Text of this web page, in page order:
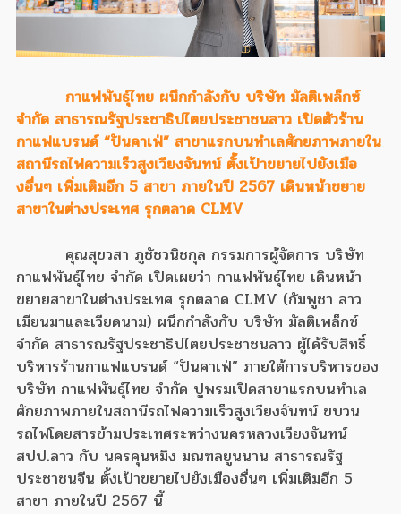
กาแฟพันธุ์ไทย ผนึกกำลังกับ บริษัท มัลติเพล็กซ์
จำกัด สาธารณรัฐประชาธิปไตยประชาชนลาว เปิดตัวร้าน
กาแฟแบรนด์ “ปันคาเฟ่” สาขาแรกบนทำเลศักยภาพภายใน
สถานีรถไฟความเร็วสูงเวียงจันทน์ ตั้งเป้าขยายไปยังเมือ
งอื่นๆ เพิ่มเติมอีก 5 สาขา ภายในปี 2567 เดินหน้าขยาย
สาขาในต่างประเทศ รุกตลาด CLMV
คุณสุขวสา ภูชัชวนิชกุล กรรมการผู้จัดการ บริษัท
กาแฟพันธุ์ไทย จำกัด เปิดเผยว่า กาแฟพันธุ์ไทย เดินหน้า
ขยายสาขาในต่างประเทศ รุกตลาด CLMV (กัมพูชา ลาว
เมียนมาและเวียดนาม) ผนึกกำลังกับ บริษัท มัลติเพล็กซ์
จำกัด สาธารณรัฐประชาธิปไตยประชาชนลาว ผู้ได้รับสิทธิ์
บริหารร้านกาแฟแบรนด์ “ปันคาเฟ่” ภายใต้การบริหารของ
บริษัท กาแฟพันธุ์ไทย จำกัด ปูพรมเปิดสาขาแรกบนทำเล
ศักยภาพภายในสถานีรถไฟความเร็วสูงเวียงจันทน์ ขบวน
รถไฟโดยสารข้ามประเทศระหว่างนครหลวงเวียงจันทน์
สปป.ลาว กับ นครคุนหมิง มณฑลยูนนาน สาธารณรัฐ
ประชาชนจีน ตั้งเป้าขยายไปยังเมืองอื่นๆ เพิ่มเติมอีก 5
สาขา ภายในปี 2567 นี้